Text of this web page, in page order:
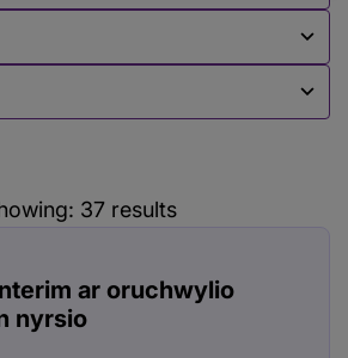
37 results
ar oruchwylio
nyrsio